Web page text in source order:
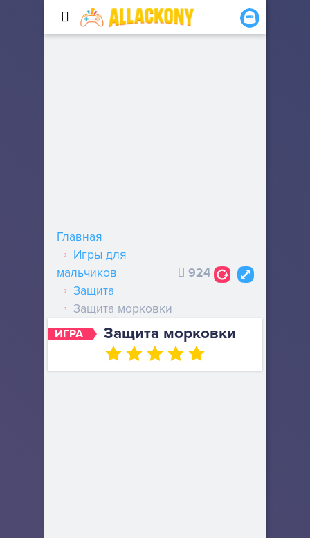
ИГРА Защита морковки
Главная
Игры для
мальчиков
Защита
Защита морковки
924